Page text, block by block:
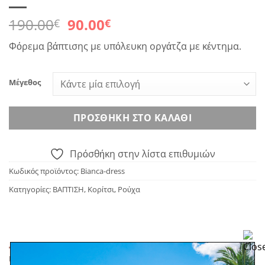
190.00€ Original
was:
90.00€Η
τρέχουσα
τιμή
90.00€.
Φόρεμα βάπτισης με υπόλευκη οργάτζα με κέντημα.
Μέγεθος
ΠΡΟΣΘΉΚΗ ΣΤΟ ΚΑΛΆΘΙ
Πρόσθήκη στην λίστα επιθυμιών
Κωδικός προϊόντος: Bianca-dress
Κατηγορίες: ΒΑΠΤΙΣΗ, Κορίτσι, Ρούχα
ΠΕΡΙΓΡΑΦΉ